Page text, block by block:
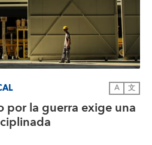
A 文
por la guerra exige una